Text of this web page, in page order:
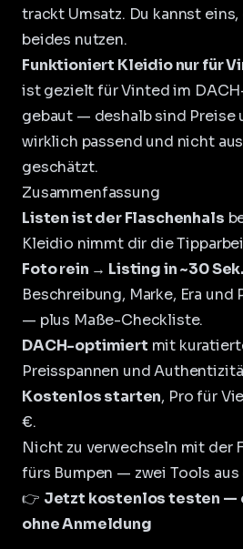
trackt Umsatz. Du kannst
beides nutzen.
Funktioniert Kleidio nur für
ist gezielt für Vinted im DACH-
gebaut — deshalb sind Preise
wirklich passend und nicht
geschätzt.
Zusammenfassung
Listen ist der Flaschenhals
Kleidio nimmt dir die
Foto rein → Listing in ~30
Beschreibung, Marke, Era
— plus Maße-Checkliste.
DACH-optimiert mit
Preisspannen und
Kostenlos starten, Pro für
€.
Nicht zu verwechseln mit der
fürs Bumpen — zwei Tools aus
👉 Jetzt kostenlos testen —
ohne Anmeldung